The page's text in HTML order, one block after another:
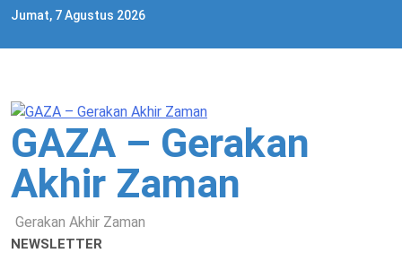
Skip
content
Jumat, 7 Agustus 2026
GAZA – Gerakan
Akhir Zaman
Gerakan Akhir Zaman
NEWSLETTER